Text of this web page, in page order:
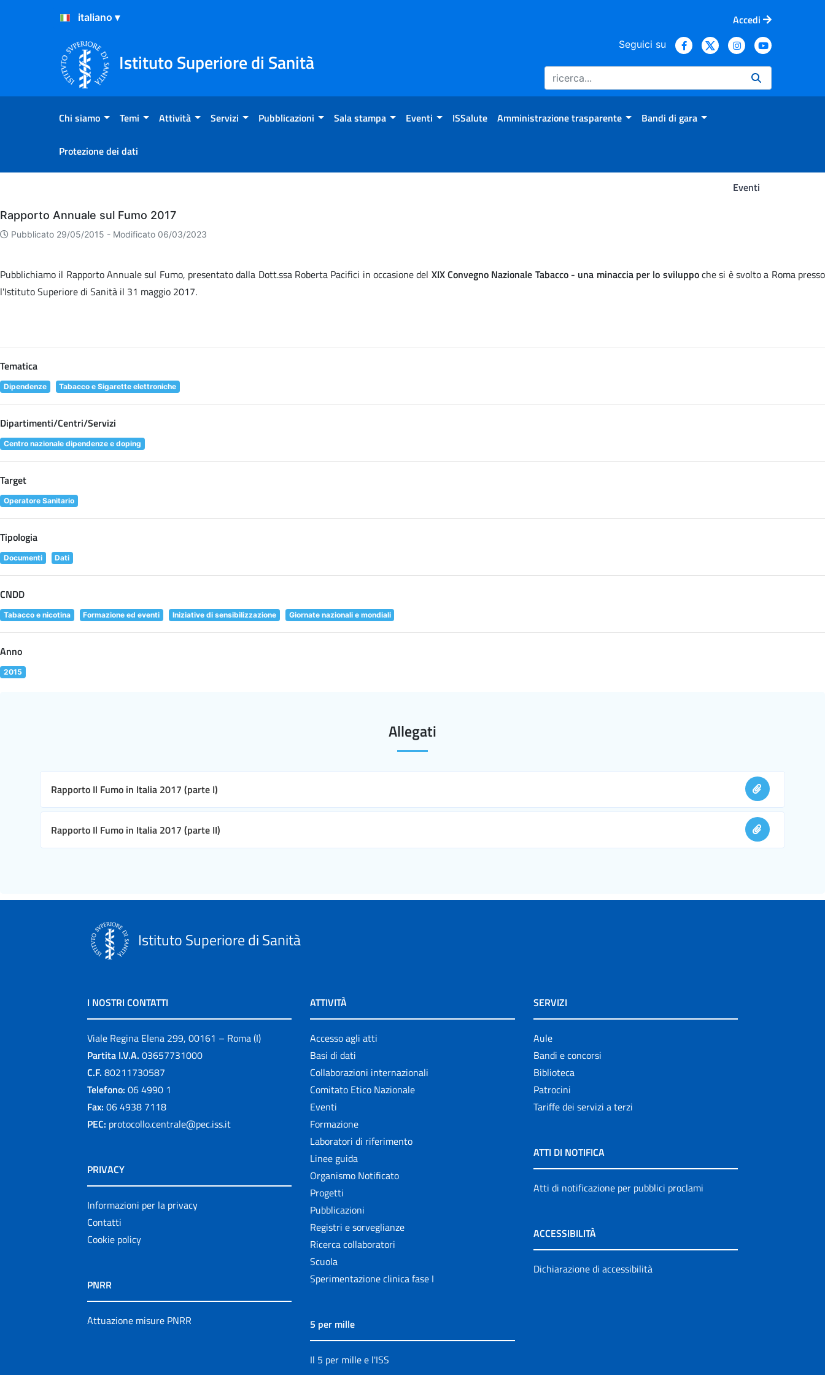
Salta al Contenuto
Salta al Footer
Accedi
Istituto Superiore di Sanità
Seguici su
Chi siamo Temi Attività Servizi Pubblicazioni Sala stampa Eventi ISSalute Amministrazione trasparente Bandi di gara
Protezione dei dati
Eventi
Eventi
Rapporto Annuale sul Fumo 2017
Pubblicato 29/05/2015 - Modificato 06/03/2023
Pubblichiamo il Rapporto Annuale sul Fumo, presentato dalla Dott.ssa Roberta Pacifici in occasione del XIX Convegno Nazionale Tabacco - una minaccia per lo sviluppoche si è svolto a Roma presso
l'Istituto Superiore di Sanità il 31 maggio 2017.
Tematica
Dipendenze Tabacco e Sigarette elettroniche
Dipartimenti/Centri/Servizi
Centro nazionale dipendenze e doping
Target
Operatore Sanitario
Tipologia
Documenti Dati
CNDD
Tabacco e nicotina Formazione ed eventi Iniziative di sensibilizzazione Giornate nazionali e mondiali
Anno
2015
Allegati
Rapporto Il Fumo in Italia 2017 (parte I)
Rapporto Il Fumo in Italia 2017 (parte II)
Istituto Superiore di Sanità
I NOSTRI CONTATTI
Viale Regina Elena 299, 00161 – Roma (I)
Partita I.V.A. 03657731000
C.F. 80211730587
Telefono: 06 4990 1
Fax: 06 4938 7118
PEC: protocollo.centrale@pec.iss.it
PRIVACY
Informazioni per la privacy
Contatti
Cookie policy
PNRR
Attuazione misure PNRR
ATTIVITÀ
Accesso agli atti
Basi di dati
Collaborazioni internazionali
Comitato Etico Nazionale
Eventi
Formazione
Laboratori di riferimento
Linee guida
Organismo Notificato
Progetti
Pubblicazioni
Registri e sorveglianze
Ricerca collaboratori
Scuola
Sperimentazione clinica fase I
5 per mille
Il 5 per mille e l'ISS
SERVIZI
Aule
Bandi e concorsi
Biblioteca
Patrocini
Tariffe dei servizi a terzi
ATTI DI NOTIFICA
Atti di notificazione per pubblici proclami
ACCESSIBILITÀ
Dichiarazione di accessibilità